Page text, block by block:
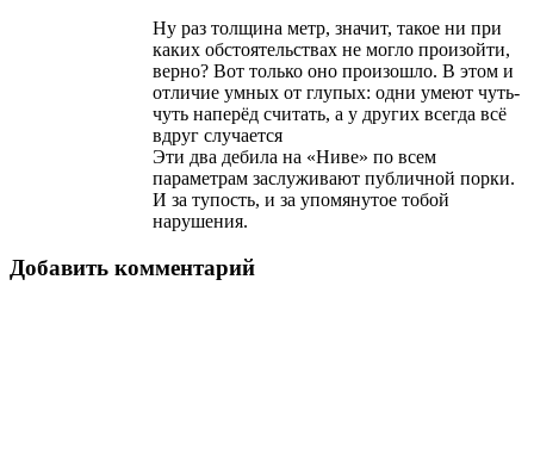
Ну раз толщина метр, значит, такое ни при
каких обстоятельствах не могло произойти,
верно? Вот только оно произошло. В этом и
отличие умных от глупых: одни умеют чуть-
чуть наперёд считать, а у других всегда всё
вдруг случается
Эти два дебила на «Ниве» по всем
параметрам заслуживают публичной порки.
И за тупость, и за упомянутое тобой
нарушения.
Добавить комментарий